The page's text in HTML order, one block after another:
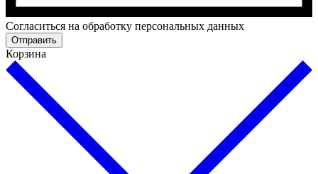
Cогласиться на обработку персональных данных
Отправить
Корзина